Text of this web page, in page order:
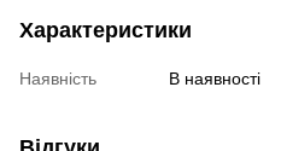
Характеристики
Наявність В наявності